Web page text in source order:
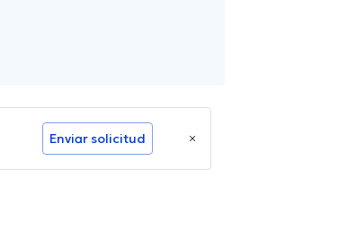
Enviar solicitud